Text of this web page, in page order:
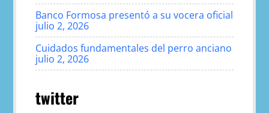
Banco Formosa presentó a su vocera oficial
julio 2, 2026
Cuidados fundamentales del perro anciano
julio 2, 2026
twitter